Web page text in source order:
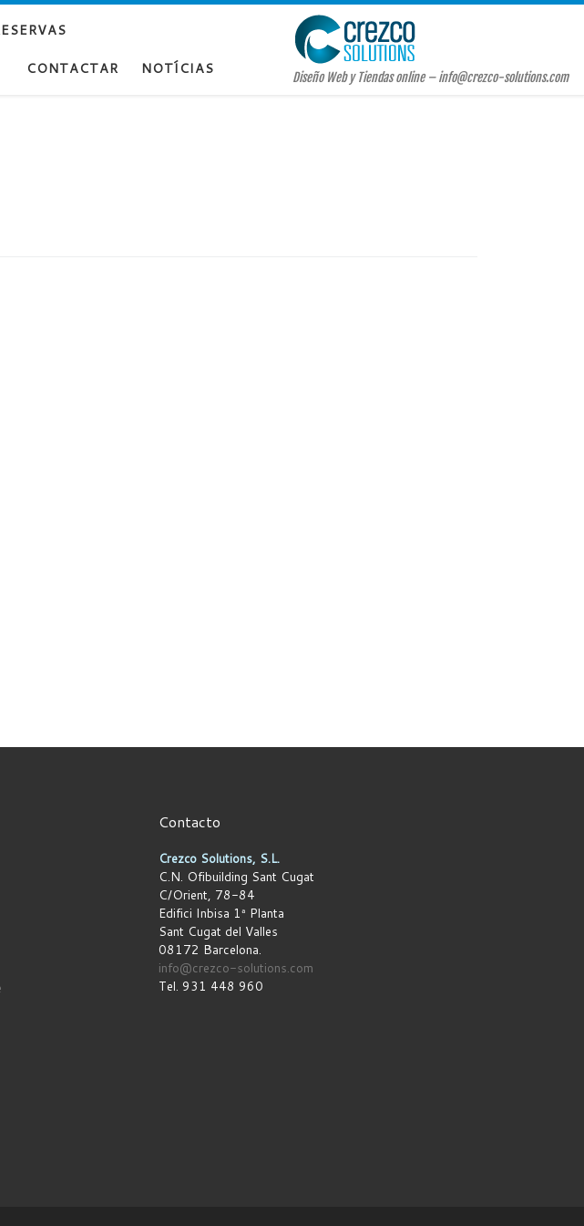
Diseño Web y Tiendas online – info@crezco-solutions.com
CONTACTAR NOTÍCIAS
Contacto
Crezco Solutions, S.L.
C.N. Ofibuilding Sant Cugat
C/Orient, 78-84
Edifici Inbisa 1ª Planta
Sant Cugat del Valles
08172 Barcelona.
info@crezco-solutions.com
Tel. 931 448 960